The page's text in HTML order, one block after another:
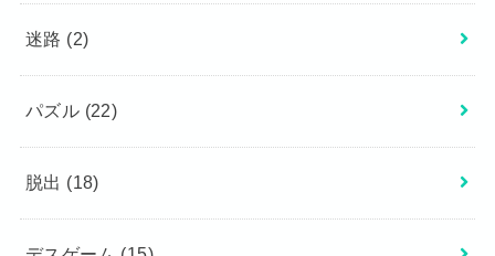
迷路 (2)
パズル (22)
脱出 (18)